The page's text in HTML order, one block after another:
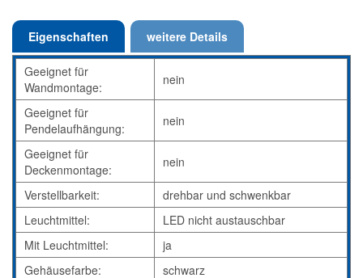
Eigenschaften weitere Details
Geeignet für
Wandmontage:
nein
Geeignet für
Pendelaufhängung:
nein
Geeignet für
Deckenmontage:
nein
Verstellbarkeit:
drehbar und schwenkbar
Leuchtmittel:
LED nicht austauschbar
Mit Leuchtmittel:
ja
Gehäusefarbe:
schwarz